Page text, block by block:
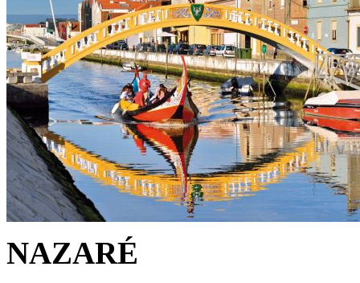
NAZARÉ